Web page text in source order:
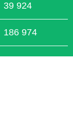
39 924
186 974